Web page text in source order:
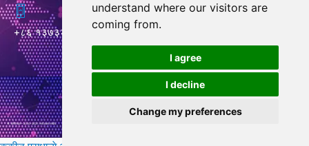
understand where our visitors are
coming from.
I agree
I decline
Change my preferences
h
a
+८६ १३७३२४३८७०६
© कॉपीराइट – 2010-2021 : सर्व हक्क राखीव.